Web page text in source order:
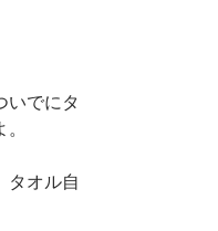
いでにタ
タオル自